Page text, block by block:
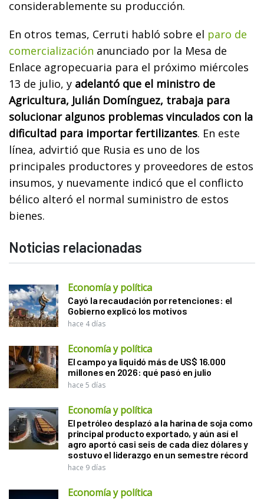
considerablemente su producción.
En otros temas, Cerruti habló sobre el paro de
comercialización anunciado por la Mesa de
Enlace agropecuaria para el próximo miércoles
13 de julio, y adelantó que el ministro de
Agricultura, Julián Domínguez, trabaja para
solucionar algunos problemas vinculados con la
dificultad para importar fertilizantes. En este
línea, advirtió que Rusia es uno de los
principales productores y proveedores de estos
insumos, y nuevamente indicó que el conflicto
bélico alteró el normal suministro de estos
bienes.
Noticias relacionadas
Economía y política
Cayó la recaudación por retenciones: el
Gobierno explicó los motivos
hace 4 días
Economía y política
El campo ya liquidó más de US$ 16.000
millones en 2026: qué pasó en julio
hace 5 días
Economía y política
El petróleo desplazó a la harina de soja como
principal producto exportado, y aún así el
agro aportó casi seis de cada diez dólares y
sostuvo el liderazgo en un semestre récord
hace 9 días
Economía y política